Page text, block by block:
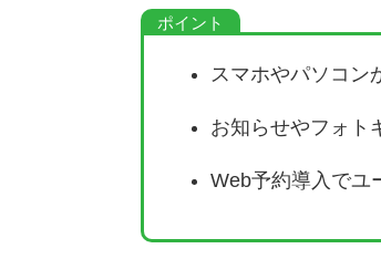
スマホやパソコン
お知らせやフォト
Web予約導入でユ